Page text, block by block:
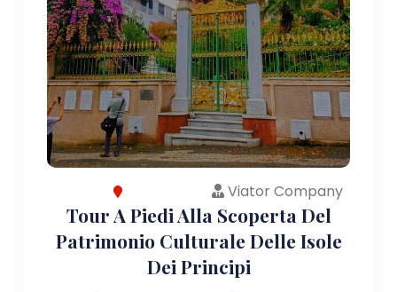
Viator Company
Tour A Piedi Alla Scoperta Del
Patrimonio Culturale Delle Isole
Dei Principi